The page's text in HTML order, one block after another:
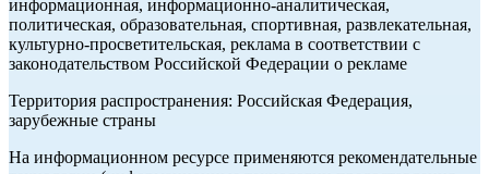
информационная, информационно-аналитическая,
политическая, образовательная, спортивная, развлекательная,
культурно-просветительская, реклама в соответствии с
законодательством Российской Федерации о рекламе
Территория распространения: Российская Федерация,
зарубежные страны
На информационном ресурсе применяются рекомендательные